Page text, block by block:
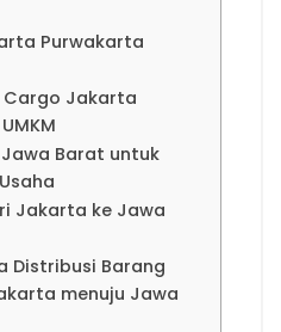
Purwakarta
Cargo Jakarta
Barat untuk
Jakarta ke Jawa
Distribusi Barang
menuju Jawa